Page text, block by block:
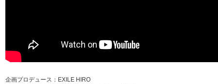
企画プロデュース：EXILE HIRO